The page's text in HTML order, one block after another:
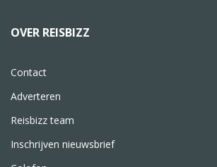
OVER REISBIZZ
Contact
Adverteren
Reisbizz team
Inschrijven nieuwsbrief